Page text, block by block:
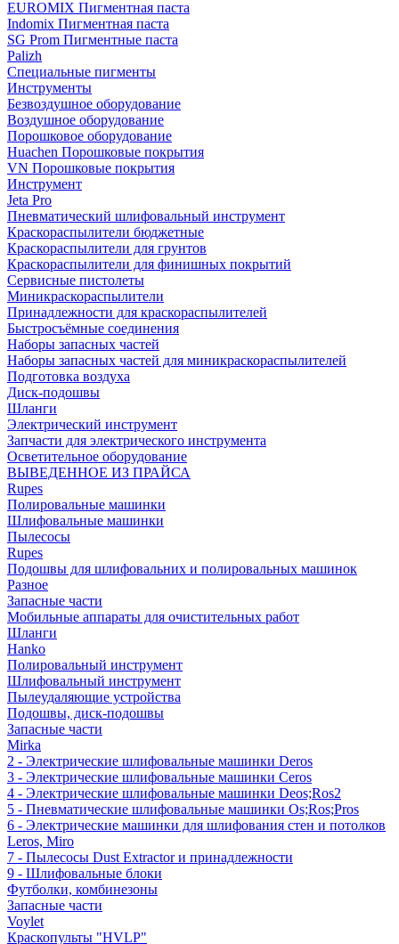
EUROMIX Пигментная паста
Indomix Пигментная паста
SG Prom Пигментные паста
Palizh
Специальные пигменты
Инструменты
Безвоздушное оборудование
Воздушное оборудование
Порошковое оборудование
Huachen Порошковые покрытия
VN Порошковые покрытия
Инструмент
Jeta Pro
Пневматический шлифовальный инструмент
Краскораспылители бюджетные
Краскораспылители для грунтов
Краскораспылители для финишных покрытий
Сервисные пистолеты
Миникраскораспылители
Принадлежности для краскораспылителей
Быстросъёмные соединения
Наборы запасных частей
Наборы запасных частей для миникраскораспылителей
Подготовка воздуха
Диск-подошвы
Шланги
Электрический инструмент
Запчасти для электрического инструмента
Осветительное оборудование
ВЫВЕДЕННОЕ ИЗ ПРАЙСА
Rupes
Полировальные машинки
Шлифовальные машинки
Пылесосы
Rupes
Подошвы для шлифовальних и полировальных машинок
Разное
Запасные части
Мобильные аппараты для очистительных работ
Шланги
Hanko
Полировальный инструмент
Шлифовальный инструмент
Пылеудаляющие устройства
Подошвы, диск-подошвы
Запасные части
Mirka
2 - Электрические шлифовальные машинки Deros
3 - Электрические шлифовальные машинки Ceros
4 - Электрические шлифовальные машинки Deos;Ros2
5 - Пневматические шлифовальные машинки Os;Ros;Pros
6 - Электрические машинки для шлифования стен и потолков
Leros, Miro
7 - Пылесосы Dust Extractor и принадлежности
9 - Шлифовальные блоки
Футболки, комбинезоны
Запасные части
Voylet
Краскопульты "HVLP"